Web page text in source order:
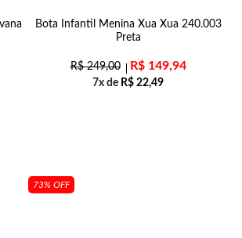
Bota Infantil Menina Xua Xua 240.003
Preta
R$249,00 R$149,94
7x de R$ 22,49
73% OFF